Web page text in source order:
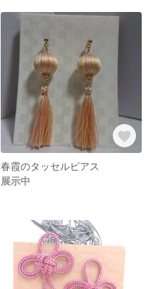
春霞のタッセルピアス
展示中